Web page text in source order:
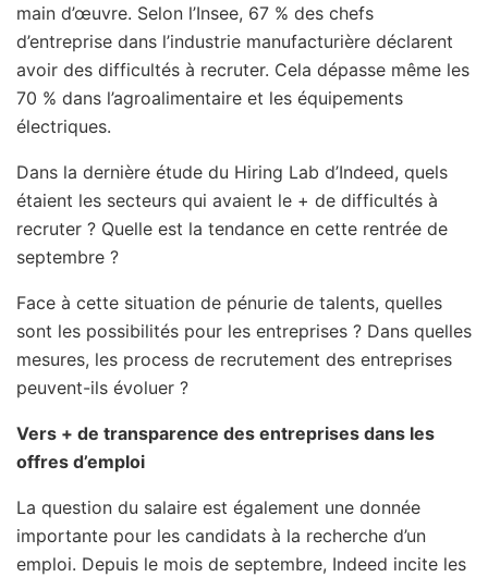
main d’œuvre. Selon l’Insee, 67 % des chefs
d’entreprise dans l’industrie manufacturière déclarent
avoir des difficultés à recruter. Cela dépasse même les
70 % dans l’agroalimentaire et les équipements
électriques.
Dans la dernière étude du Hiring Lab d’Indeed, quels
étaient les secteurs qui avaient le + de difficultés à
recruter ? Quelle est la tendance en cette rentrée de
septembre ?
Face à cette situation de pénurie de talents, quelles
sont les possibilités pour les entreprises ? Dans quelles
mesures, les process de recrutement des entreprises
peuvent-ils évoluer ?
Vers + de transparence des entreprises dans les
offres d’emploi
La question du salaire est également une donnée
importante pour les candidats à la recherche d’un
emploi. Depuis le mois de septembre, Indeed incite les